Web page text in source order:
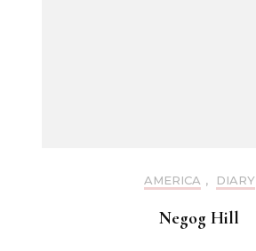
AMERICA , DIARY
Negog Hill